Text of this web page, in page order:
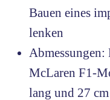
Bauen eines
lenken
McLaren F1-
lang und 27